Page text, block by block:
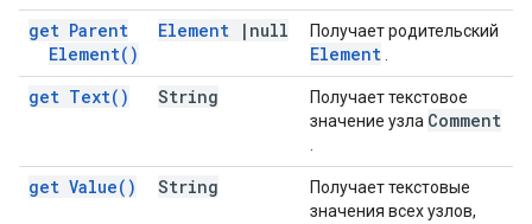
get Parent
Element( )
Element | null Получает родительский
Element
get Text( ) String
Получает текстовое
значение узла Comment
get Value( ) String
Получает текстовые
значения всех узлов,